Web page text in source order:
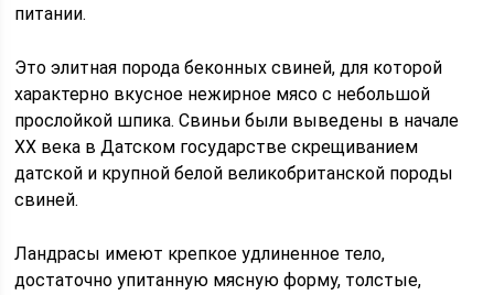
питании.
Это элитная порода беконных свиней, для которой
характерно вкусное нежирное мясо с небольшой
прослойкой шпика. Свиньи были выведены в начале
ХХ века в Датском государстве скрещиванием
датской и крупной белой великобританской породы
свиней.
Ландрасы имеют крепкое удлиненное тело,
достаточно упитанную мясную форму, толстые,